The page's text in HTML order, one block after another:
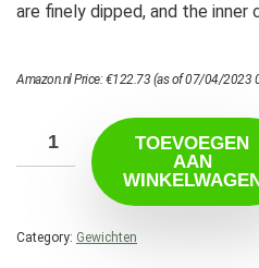
are finely dipped, and the inner
Amazon.nl Price:€122.73 (as of 07/04/2023
TOEVOEGEN
AAN
Category: Gewichten